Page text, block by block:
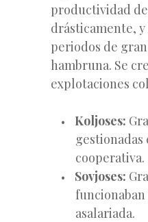
productividad
drásticamente,
periodos de gran
hambruna. Se
explotaciones
Koljoses:
cooperativa.
Sovjoses:
funcionaban
asalariada.